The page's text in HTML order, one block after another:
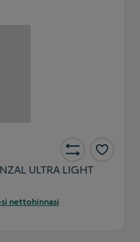
ULTRA LIGHT
nettohinnasi